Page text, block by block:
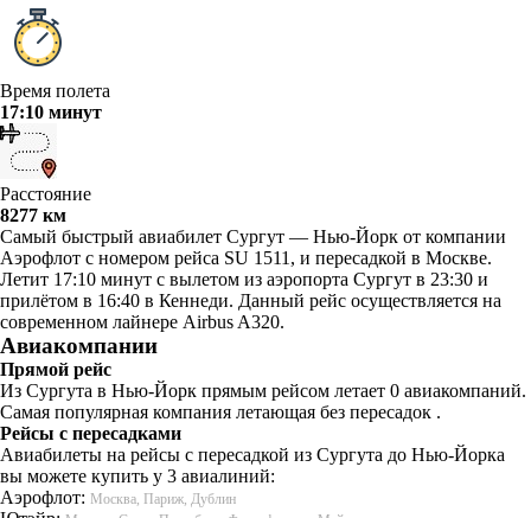
Время полета
17:10 минут
Расстояние
8277 км
Самый быстрый авиабилет Сургут — Нью-Йорк от компании
Аэрофлот с номером рейса SU 1511, и пересадкой в Москве.
Летит 17:10 минут с вылетом из аэропорта Сургут в 23:30 и
прилётом в 16:40 в Кеннеди. Данный рейс осуществляется на
современном лайнере Airbus A320.
Авиакомпании
Прямой рейс
Из Сургута в Нью-Йорк прямым рейсом летает 0 авиакомпаний.
Самая популярная компания летающая без пересадок .
Рейсы с пересадками
Авиабилеты на рейсы с пересадкой из Сургута до Нью-Йорка
вы можете купить у 3 авиалиний:
Аэрофлот: Москва, Париж, Дублин